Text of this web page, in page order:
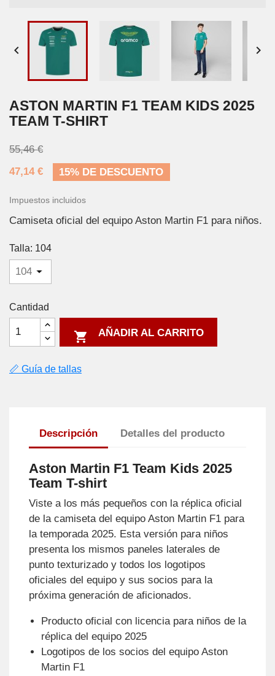
 
ASTON MARTIN F1 TEAM KIDS 2025
TEAM T-SHIRT
55,46 €
47,14 €
15% DE DESCUENTO
Impuestos incluidos
Camiseta oficial del equipo Aston Martin F1 para niños.
Talla: 104
Cantidad
 AÑADIR AL CARRITO
📏 Guía de tallas
Descripción Detalles del producto
Aston Martin F1 Team Kids 2025
Team T-shirt
Viste a los más pequeños con la réplica oficial
de la camiseta del equipo Aston Martin F1 para
la temporada 2025. Esta versión para niños
presenta los mismos paneles laterales de
punto texturizado y todos los logotipos
oficiales del equipo y sus socios para la
próxima generación de aficionados.
Producto oficial con licencia para niños de la
réplica del equipo 2025
Logotipos de los socios del equipo Aston
Martin F1